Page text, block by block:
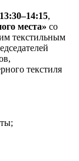
,
места» со
текстильным
текстиля